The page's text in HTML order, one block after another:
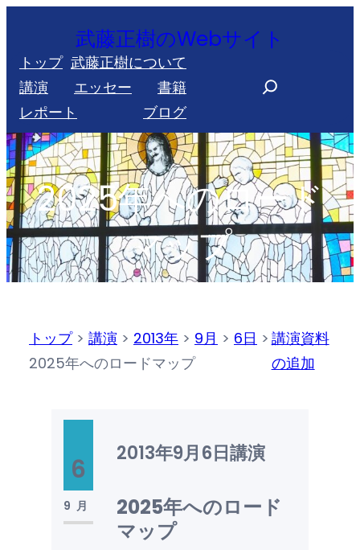
を
ス
キ
ッ
プ
武藤正樹のWebサイト
トップ 武藤正樹について
講演
エッセー
書籍
レポート
ブログ
r
c
h
2025年へのロード
マップ
トップ> 講演 > 2013年 > 9月 > 6日 >
2025年へのロードマップ
講演資料
の追加
6
9月
2013年9月6日講演
2025年へのロード
マップ